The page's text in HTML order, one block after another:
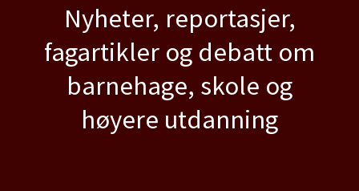
Nyheter, reportasjer,
fagartikler og debatt om
barnehage, skole og
høyere utdanning